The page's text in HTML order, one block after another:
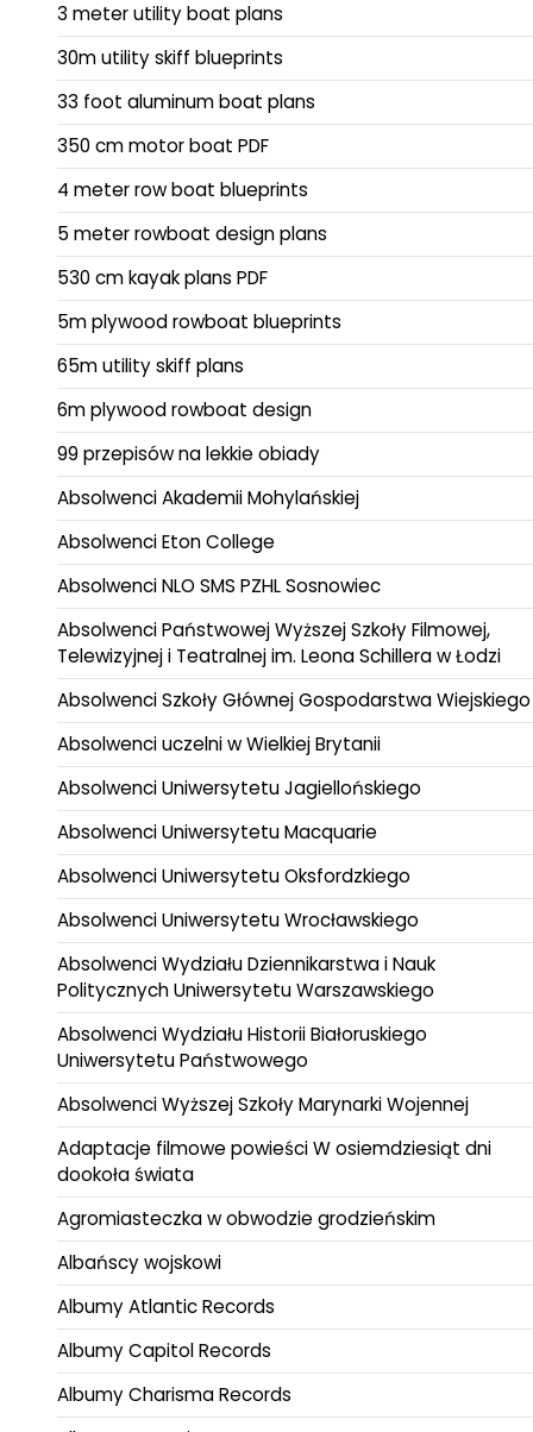
3 meter utility boat plans
30m utility skiff blueprints
33 foot aluminum boat plans
350 cm motor boat PDF
4 meter row boat blueprints
5 meter rowboat design plans
530 cm kayak plans PDF
5m plywood rowboat blueprints
65m utility skiff plans
6m plywood rowboat design
99 przepisów na lekkie obiady
Absolwenci Akademii Mohylańskiej
Absolwenci Eton College
Absolwenci NLO SMS PZHL Sosnowiec
Absolwenci Państwowej Wyższej Szkoły Filmowej,
Telewizyjnej i Teatralnej im. Leona Schillera w Łodzi
Absolwenci Szkoły Głównej Gospodarstwa Wiejskiego
Absolwenci uczelni w Wielkiej Brytanii
Absolwenci Uniwersytetu Jagiellońskiego
Absolwenci Uniwersytetu Macquarie
Absolwenci Uniwersytetu Oksfordzkiego
Absolwenci Uniwersytetu Wrocławskiego
Absolwenci Wydziału Dziennikarstwa i Nauk
Politycznych Uniwersytetu Warszawskiego
Absolwenci Wydziału Historii Białoruskiego
Uniwersytetu Państwowego
Absolwenci Wyższej Szkoły Marynarki Wojennej
Adaptacje filmowe powieści W osiemdziesiąt dni
dookoła świata
Agromiasteczka w obwodzie grodzieńskim
Albańscy wojskowi
Albumy Atlantic Records
Albumy Capitol Records
Albumy Charisma Records